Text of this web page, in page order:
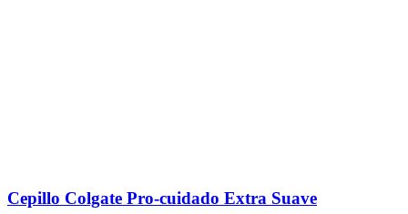
Cepillo Colgate Pro-cuidado Extra Suave